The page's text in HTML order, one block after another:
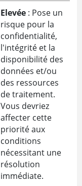
Elevée: Pose un
risque pour la
confidentialité,
l'intégrité et la
disponibilité des
données et/ou
des ressources
de traitement.
Vous devriez
affecter cette
priorité aux
conditions
nécessitant une
résolution
immédiate.